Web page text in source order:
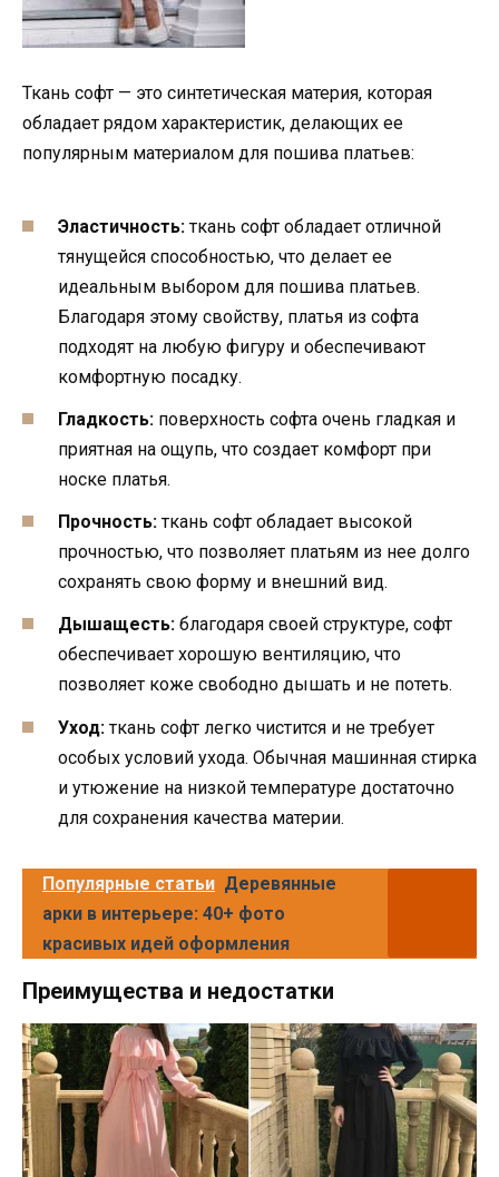
Ткань софт — это синтетическая материя, которая
обладает рядом характеристик, делающих ее
популярным материалом для пошива платьев:
Эластичность: ткань софт обладает отличной
тянущейся способностью, что делает ее
идеальным выбором для пошива платьев.
Благодаря этому свойству, платья из софта
подходят на любую фигуру и обеспечивают
комфортную посадку.
Гладкость: поверхность софта очень гладкая и
приятная на ощупь, что создает комфорт при
носке платья.
Прочность: ткань софт обладает высокой
прочностью, что позволяет платьям из нее долго
сохранять свою форму и внешний вид.
Дышащесть: благодаря своей структуре, софт
обеспечивает хорошую вентиляцию, что
позволяет коже свободно дышать и не потеть.
Уход: ткань софт легко чистится и не требует
особых условий ухода. Обычная машинная стирка
и утюжение на низкой температуре достаточно
для сохранения качества материи.
Популярные статьи Деревянные
арки в интерьере: 40+ фото
красивых идей оформления
Преимущества и недостатки